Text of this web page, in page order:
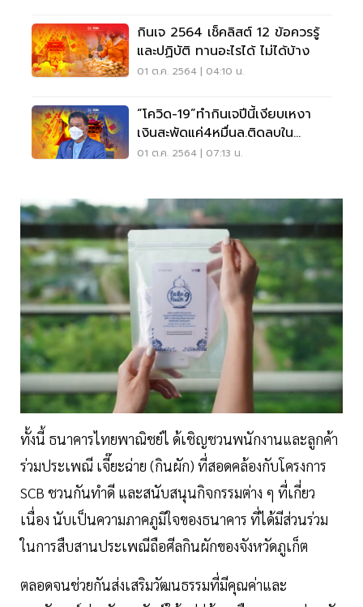
กินเจ 2564 เช็คลิสต์ 12 ข้อควรรู้
และปฏิบัติ ทานอะไรได้ ไม่ได้บ้าง
01 ต.ค. 2564 | 04:10 น.
“โควิด-19”ทำกินเจปีนี้เงียบเหงา
เงินสะพัดแค่4หมื่นล.ติดลบใน
รอบ14ปี
01 ต.ค. 2564 | 07:13 น.
ทั้งนี้ ธนาคารไทยพาณิชย์ไ ด้เชิญชวนพนักงานและลูกค้า
ร่วมประเพณี เจี๊ยะฉ่าย (กินผัก) ที่สอดคล้องกับโครงการ
SCB ชวนกันทำดี และสนับสนุนกิจกรรมต่าง ๆ ที่เกี่ยว
เนื่อง นับเป็นความภาคภูมิใจของธนาคาร ที่ได้มีส่วนร่วม
ในการสืบสานประเพณีถือศีลกินผักของจังหวัดภูเก็ต
ตลอดจนช่วยกันส่งเสริมวัฒนธรรมที่มีคุณค่าและ